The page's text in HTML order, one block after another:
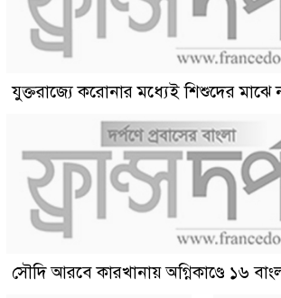
যুক্তরাজ্যে করোনার মধ্যেই শিশুদের মাঝে
সৌদি আরবে কারখানায় অগ্নিকাণ্ডে ১৬